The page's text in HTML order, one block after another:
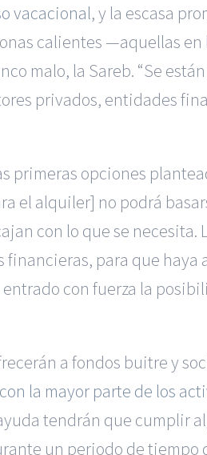
vacacional, y la escasa
calientes —aquellas en
malo, la Sareb. “Se
privados, entidades
primeras opciones
el alquiler] no podrá
con lo que se necesita.
financieras, para que haya
con fuerza la
a fondos buitre y
la mayor parte de los
tendrán que cumplir
un periodo de tiempo